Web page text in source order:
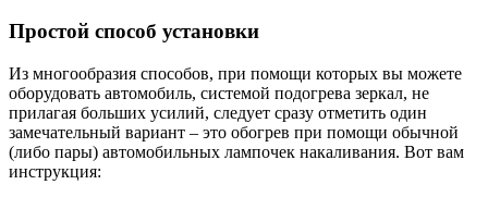
Простой способ установки
Из многообразия способов, при помощи которых вы можете
оборудовать автомобиль, системой подогрева зеркал, не
прилагая больших усилий, следует сразу отметить один
замечательный вариант – это обогрев при помощи обычной
(либо пары) автомобильных лампочек накаливания. Вот вам
инструкция: